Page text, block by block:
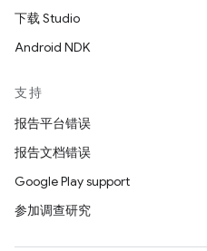
下载 Studio
Android NDK
支持
报告平台错误
报告文档错误
Google Play support
参加调查研究